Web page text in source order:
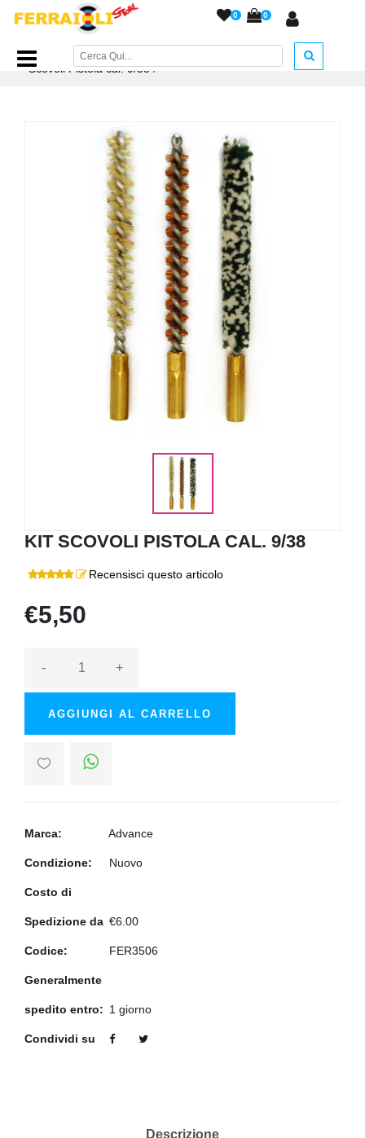
0 0
Home Page/ACCESSORI ARMERIA/Accessori Pulizia
Scovoli Pistola cal. 9/38/
KIT SCOVOLI PISTOLA CAL. 9/38
Recensisci questo articolo
€5,50
- +
AGGIUNGI AL CARRELLO
Marca: Advance
Condizione: Nuovo
Costo di
Spedizione da €6.00
Codice: FER3506
Generalmente
spedito entro: 1 giorno
Condividi su
Descrizione